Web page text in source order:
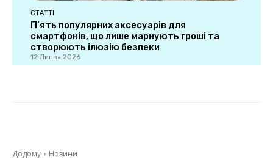
СТАТТІ
П’ять популярних аксесуарів для
смартфонів, що лише марнують гроші та
створюють ілюзію безпеки
12 Липня 2026